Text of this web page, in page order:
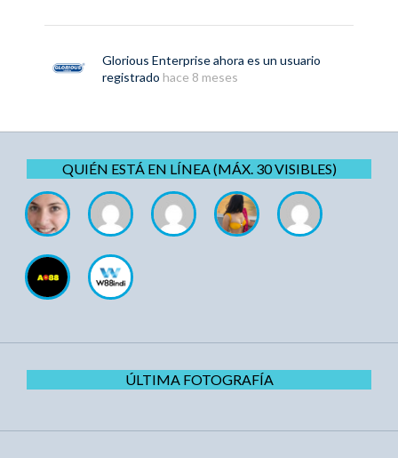
Glorious Enterpriseahora es un usuario
registrado hace 8 meses
QUIÉN ESTÁ EN LÍNEA (MÁX. 30 VISIBLES)
ÚLTIMA FOTOGRAFÍA